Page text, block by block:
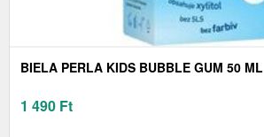
BIELA PERLA KIDS BUBBLE GUM 50 ML
1 490 Ft